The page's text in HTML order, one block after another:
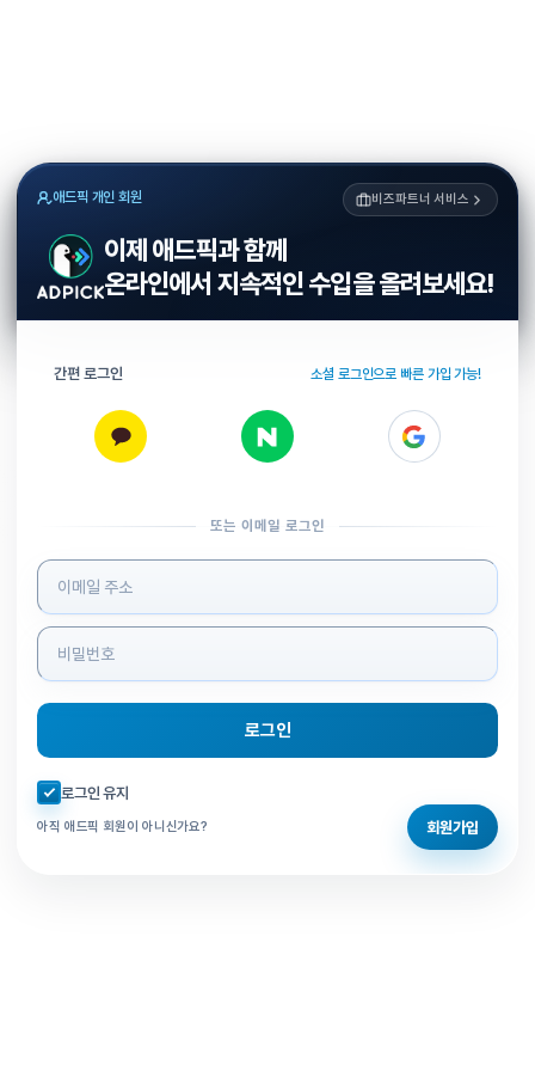
애드픽 개인 회원 비즈파트너 서비스
이제 애드픽과 함께
온라인에서 지속적인 수입을 올려보세요!
간편 로그인 소셜 로그인으로 빠른 가입 가능!
또는 이메일 로그인
로그인 정보 입력
로그인
자동로그인 체크
로그인 유지
아직 애드픽 회원이 아니신가요? 회원가입